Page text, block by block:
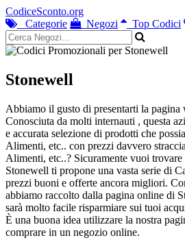
CodiceSconto.org
Categorie
Negozi Top Codici
Stonewell
Abbiamo il gusto di presentarti la pagina
Conosciuta da molti internauti , questa
e accurata selezione di prodotti che
Alimenti, etc.. con prezzi davvero
Alimenti, etc..? Sicuramente vuoi
Stonewell ti propone una vasta serie di
prezzi buoni e offerte ancora migliori.
abbiamo raccolto dalla pagina online di
sarà molto facile risparmiare sui tuoi
È una buona idea utilizzare la nostra
comprare in un negozio online.